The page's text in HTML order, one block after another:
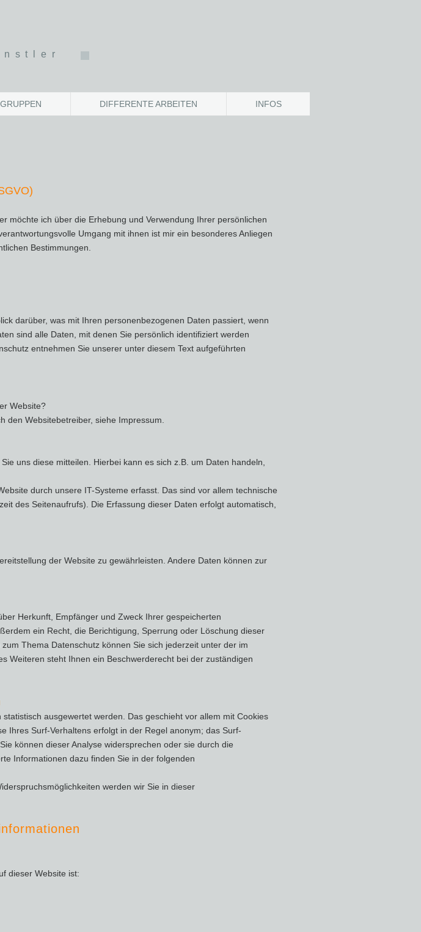
DIFFERENTE ARBEITEN INFOS
möchte ich über die Erhebung und Verwendung Ihrer persönlichen
Umgang mit ihnen ist mir ein besonderes Anliegen
Bestimmungen.
darüber, was mit Ihren personenbezogenen Daten passiert, wenn
sind alle Daten, mit denen Sie persönlich identifiziert werden
entnehmen Sie unserer unter diesem Text aufgeführten
Website?
den Websitebetreiber, siehe Impressum.
uns diese mitteilen. Hierbei kann es sich z.B. um Daten handeln,
durch unsere IT-Systeme erfasst. Das sind vor allem technische
des Seitenaufrufs). Die Erfassung dieser Daten erfolgt automatisch,
der Website zu gewährleisten. Andere Daten können zur
Herkunft, Empfänger und Zweck Ihrer gespeicherten
ein Recht, die Berichtigung, Sperrung oder Löschung dieser
Thema Datenschutz können Sie sich jederzeit unter der im
Weiteren steht Ihnen ein Beschwerderecht bei der zuständigen
ausgewertet werden. Das geschieht vor allem mit Cookies
Ihres Surf-Verhaltens erfolgt in der Regel anonym; das Surf-
können dieser Analyse widersprechen oder sie durch die
Informationen dazu finden Sie in der folgenden
werden wir Sie in dieser
dieser Website ist: